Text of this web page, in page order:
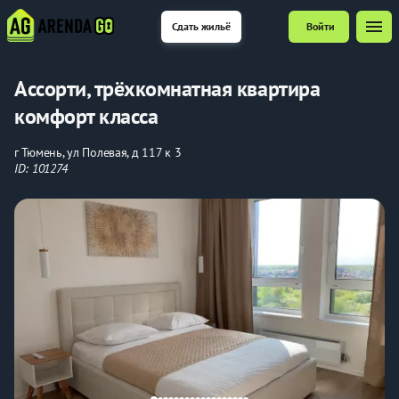
Сдать жильё Войти menu
Ассорти, трёхкомнатная квартира
комфорт класса
г Тюмень, ул Полевая, д 117 к 3
ID: 101274